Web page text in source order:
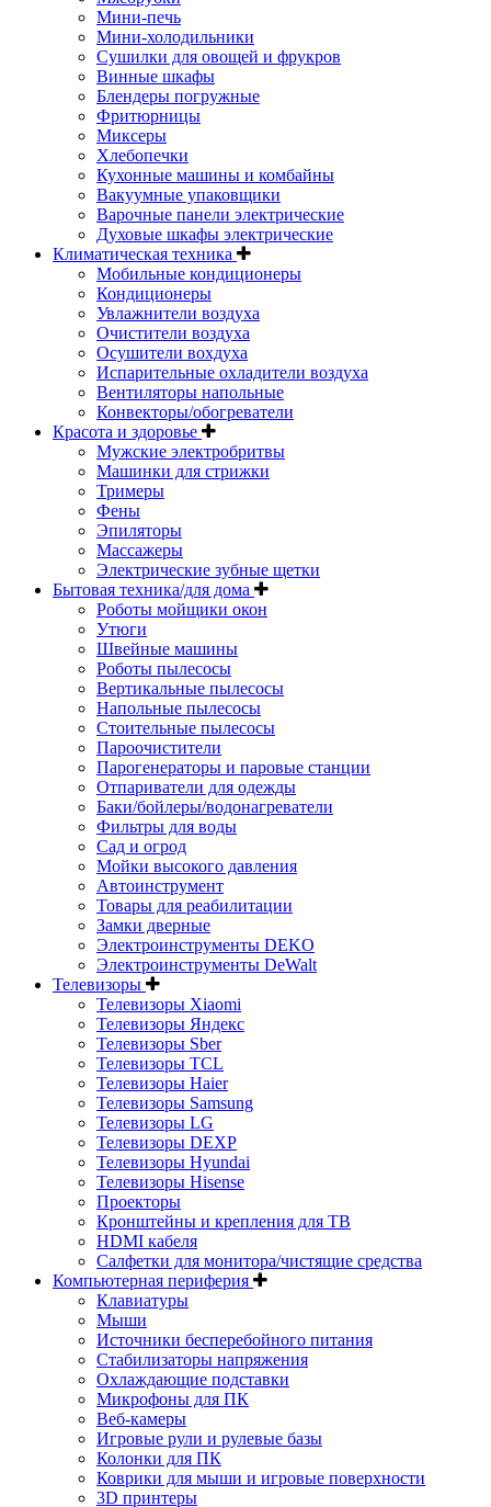
Мини-печь
Мини-холодильники
Сушилки для овощей и фрукров
Винные шкафы
Блендеры погружные
Фритюрницы
Миксеры
Хлебопечки
Кухонные машины и комбайны
Вакуумные упаковщики
Варочные панели электрические
Духовые шкафы электрические
Климатическая техника
Мобильные кондиционеры
Кондиционеры
Увлажнители воздуха
Очистители воздуха
Осушители вохдуха
Испарительные охладители воздуха
Вентиляторы напольные
Конвекторы/обогреватели
Красота и здоровье
Мужские электробритвы
Машинки для стрижки
Тримеры
Фены
Эпиляторы
Массажеры
Электрические зубные щетки
Бытовая техника/для дома
Роботы мойщики окон
Утюги
Швейные машины
Роботы пылесосы
Вертикальные пылесосы
Напольные пылесосы
Стоительные пылесосы
Пароочистители
Парогенераторы и паровые станции
Отпариватели для одежды
Баки/бойлеры/водонагреватели
Фильтры для воды
Сад и огрод
Мойки высокого давления
Автоинструмент
Товары для реабилитации
Замки дверные
Электроинструменты DEKO
Электроинструменты DeWalt
Телевизоры
Телевизоры Xiaomi
Телевизоры Яндекс
Телевизоры Sber
Телевизоры TCL
Телевизоры Haier
Телевизоры Samsung
Телевизоры LG
Телевизоры DEXP
Телевизоры Hyundai
Телевизоры Hisense
Проекторы
Кронштейны и крепления для ТВ
HDMI кабеля
Салфетки для монитора/чистящие средства
Компьютерная периферия
Клавиатуры
Мыши
Источники бесперебойного питания
Стабилизаторы напряжения
Охлаждающие подставки
Микрофоны для ПК
Веб-камеры
Игровые рули и рулевые базы
Колонки для ПК
Коврики для мыши и игровые поверхности
3D принтеры